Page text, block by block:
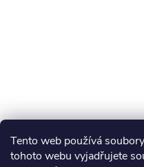
Tento web používá
tohoto webu vyjadřujete